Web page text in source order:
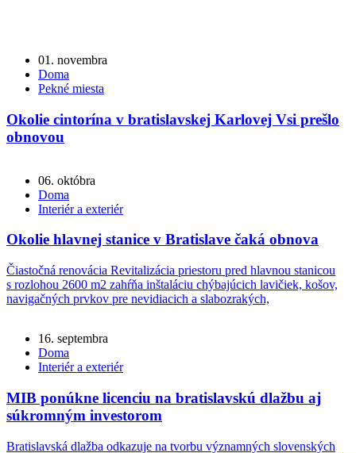
01. novembra
Doma
Pekné miesta
Okolie cintorína v bratislavskej Karlovej Vsi prešlo
obnovou
06. októbra
Doma
Interiér a exteriér
Okolie hlavnej stanice v Bratislave čaká obnova
Čiastočná renovácia Revitalizácia priestoru pred hlavnou stanicou
s rozlohou 2600 m2 zahŕňa inštaláciu chýbajúcich lavičiek, košov,
navigačných prvkov pre nevidiacich a slabozrakých,
16. septembra
Doma
Interiér a exteriér
MIB ponúkne licenciu na bratislavskú dlažbu aj
súkromným investorom
Bratislavská dlažba odkazuje na tvorbu významných slovenských